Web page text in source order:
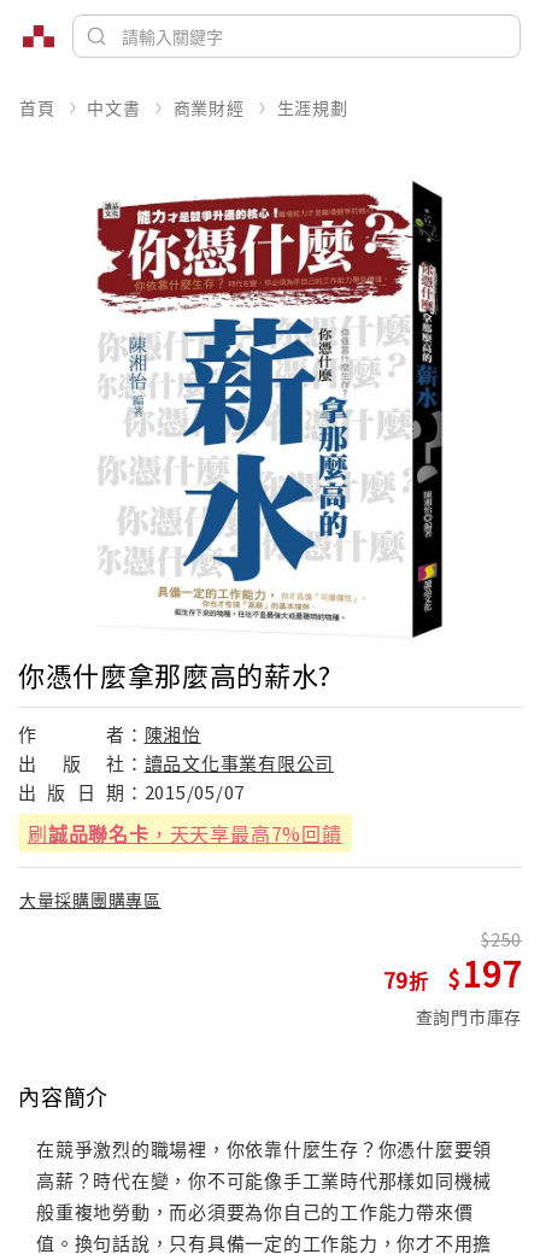
首頁 中文書 商業財經 生涯規劃
你憑什麼拿那麼高的薪水?
作 者： 陳湘怡
出
版 社： 讀品文化事業有限公司
出 版 日 期： 2015/05/07
刷誠品聯名卡 ，天天享最高7%回饋
大量採購團購專區
79
250
197
查詢門市庫存
內容簡介
在競爭激烈的職場裡，你依靠什麼生存？你憑什麼要領
高薪？時代在變，你不可能像手工業時代那樣如同機械
般重複地勞動，而必須要為你自己的工作能力帶來價
值。換句話說，只有具備一定的工作能力，你才不用擔